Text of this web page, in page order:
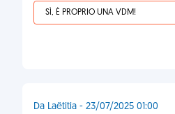
SÌ, È PROPRIO UNA VDM!
Da Laëtitia - 23/07/2025 01:00